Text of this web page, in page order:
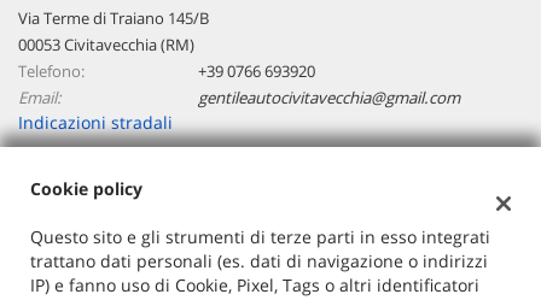
Via Terme di Traiano 145/B
00053 Civitavecchia (RM)
Telefono:
+39 0766 693920
Email:
gentileautocivitavecchia@gmail.com
Indicazioni stradali
G AUTO SRLS
Via Copenaghen 40 - 00144 Roma (RM)
C.F/P.IVA:17175831001
Cookie policy
Questo sito e gli strumenti di terze parti in esso integrati
trattano dati personali (es. dati di navigazione o indirizzi
IP) e fanno uso di Cookie, Pixel, Tags o altri identificatori